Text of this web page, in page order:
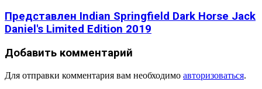
Представлен Indian Springfield Dark Horse Jack
Daniel's Limited Edition 2019
Добавить комментарий
Для отправки комментария вам необходимо авторизоваться.